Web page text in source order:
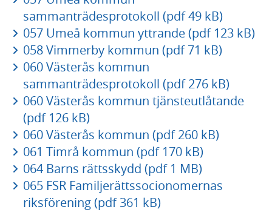
sammanträdesprotokoll (pdf 49 kB)
057 Umeå kommun yttrande (pdf 123 kB)
058 Vimmerby kommun (pdf 71 kB)
060 Västerås kommun
sammanträdesprotokoll (pdf 276 kB)
060 Västerås kommun tjänsteutlåtande
(pdf 126 kB)
060 Västerås kommun (pdf 260 kB)
061 Timrå kommun (pdf 170 kB)
064 Barns rättsskydd (pdf 1 MB)
065 FSR Familjerättssocionomernas
riksförening (pdf 361 kB)